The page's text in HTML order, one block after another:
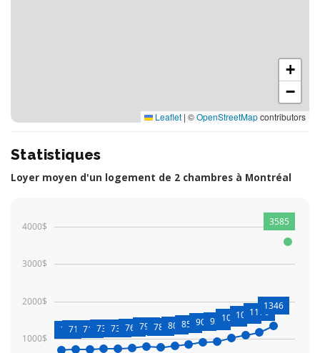
+
−
Leaflet | ©OpenStreetMapcontributors
Statistiques
Loyer moyen d'un logement de 2 chambres à Montréal
1000$
2000$
3000$
4000$
701719711730739760791782809856903932102210961176
1346
3585